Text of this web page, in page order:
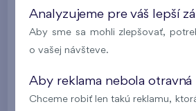
Analyzujeme pre váš lepší
Aby sme sa mohli zlepšovať,
o vašej návšteve.
Aby reklama nebola otravná
Chceme robiť len takú reklamu,